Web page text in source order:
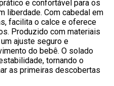
e confortável para os
liberdade. Com cabedal em
facilita o calce e oferece
Produzido com materiais
ajuste seguro e
do bebê. O solado
tornando o
as primeiras descobertas